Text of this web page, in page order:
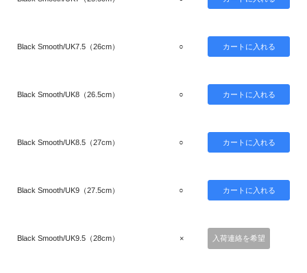
Black Smooth/UK7.5（26cm） ○
Black Smooth/UK8（26.5cm） ○
Black Smooth/UK8.5（27cm） ○
Black Smooth/UK9（27.5cm） ○
Black Smooth/UK9.5（28cm） × 入荷連絡を希望